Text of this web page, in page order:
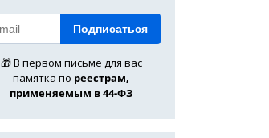
Подписаться
🎁 В первом письме для вас
памятка по реестрам,
применяемым в 44-ФЗ